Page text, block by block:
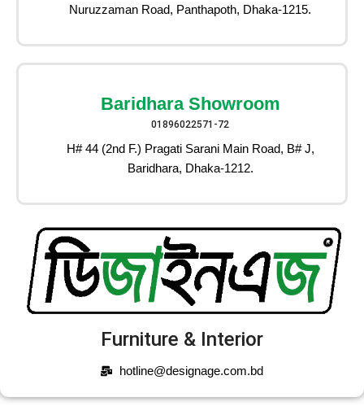
Nuruzzaman Road, Panthapoth, Dhaka-1215.
Baridhara Showroom
01896022571-72
H# 44 (2nd F.) Pragati Sarani Main Road, B# J,
Baridhara, Dhaka-1212.
Furniture & Interior
hotline@designage.com.bd